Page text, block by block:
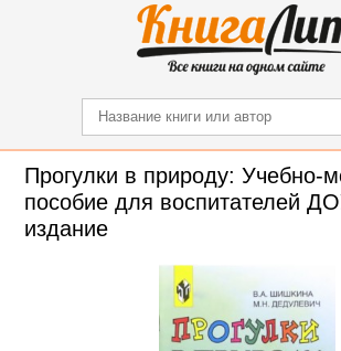
Прогулки в природу: Учебно-
пособие для воспитателей
издание